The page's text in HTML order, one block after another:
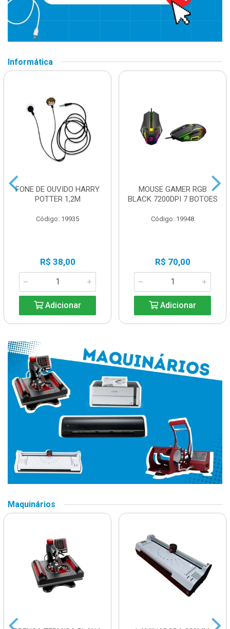
Informática
FONE DE OUVIDO HARRY
POTTER 1,2M
Código: 19935
R$ 38,00
Adicionar
MOUSE GAMER RGB
BLACK 7200DPI 7 BOTOES
Código: 19948
R$ 70,00
Adicionar
Maquinários